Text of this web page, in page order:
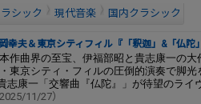
シック
現代音楽 国内クラシック
幸夫＆東京シティフィル『「釈迦」&「仏
作曲界の至宝、伊福部昭と貴志康一の
東京シティ・フィルの圧倒的演奏で脚光
志康一「交響曲『仏陀』」が待望のライ
2025/11/27）